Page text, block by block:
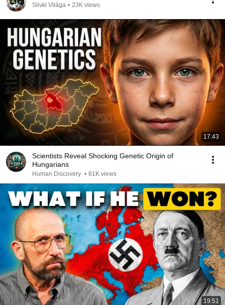
Slivki Világa • 23K views
17:43
Scientists Reveal Shocking Genetic Origin of
Hungarians
Human Discovery • 81K views
19:51